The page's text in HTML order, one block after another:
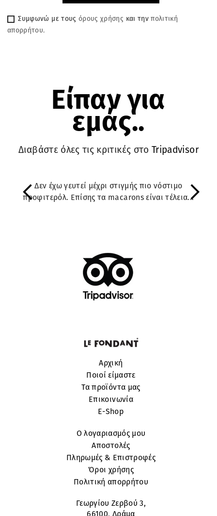
Συμφωνώ με τους όρους χρήσης και τηνπολιτική
απορρήτου.
Είπαν για
εμάς..
Διαβάστε όλες τις κριτικές στο Tripadvisor
Δεν έχω γευτεί μέχρι στιγμής πιο νόστιμο
προφιτερόλ. Επίσης τα macarons είναι τέλεια...
Previous
Αρχική
Ποιοί είμαστε
Τα προϊόντα μας
Επικοινωνία
E-Shop
Ο λογαριασμός μου
Αποστολές
Πληρωμές & Επιστροφές
Όροι χρήσης
Πολιτική απορρήτου
Γεωργίου Ζερβού 3,
66100, Δράμα